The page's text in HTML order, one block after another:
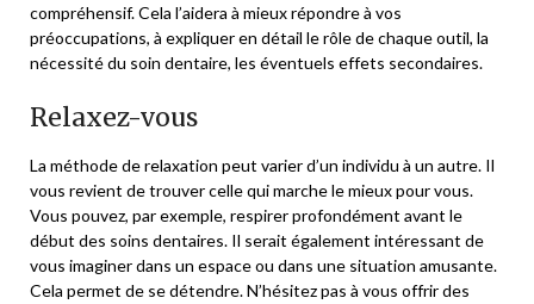
compréhensif. Cela l’aidera à mieux répondre à vos
préoccupations, à expliquer en détail le rôle de chaque outil, la
nécessité du soin dentaire, les éventuels effets secondaires.
Relaxez-vous
La méthode de relaxation peut varier d’un individu à un autre. Il
vous revient de trouver celle qui marche le mieux pour vous.
Vous pouvez, par exemple, respirer profondément avant le
début des soins dentaires. Il serait également intéressant de
vous imaginer dans un espace ou dans une situation amusante.
Cela permet de se détendre. N’hésitez pas à vous offrir des